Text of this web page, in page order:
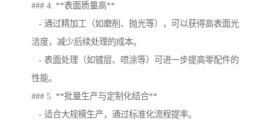
### 4. **表面质量高**
- 通过精加工（如磨削、抛光等），可以获得高表面光
洁度，减少后续处理的成本。
- 表面处理（如镀层、喷涂等）可进一步提高零配件的
性能。
### 5. **批量生产与定制化结合**
- 适合大规模生产，通过标准化流程提率。